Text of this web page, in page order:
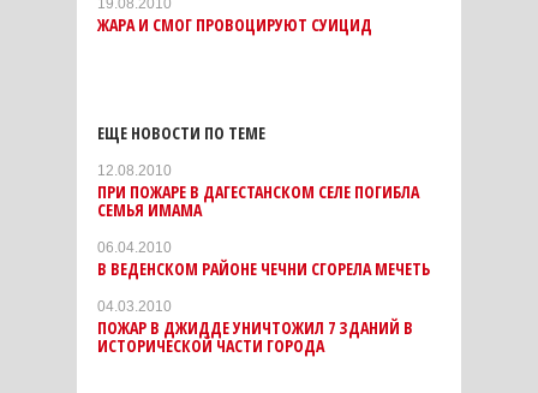
19.08.2010
ЖАРА И СМОГ ПРОВОЦИРУЮТ СУИЦИД
ЕЩЕ НОВОСТИ ПО ТЕМЕ
12.08.2010
ПРИ ПОЖАРЕ В ДАГЕСТАНСКОМ СЕЛЕ ПОГИБЛА
СЕМЬЯ ИМАМА
06.04.2010
В ВЕДЕНСКОМ РАЙОНЕ ЧЕЧНИ СГОРЕЛА МЕЧЕТЬ
04.03.2010
ПОЖАР В ДЖИДДЕ УНИЧТОЖИЛ 7 ЗДАНИЙ В
ИСТОРИЧЕСКОЙ ЧАСТИ ГОРОДА